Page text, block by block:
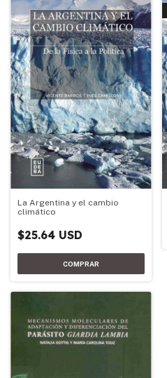
La Argentina y el cambio
climático
$25.64 USD